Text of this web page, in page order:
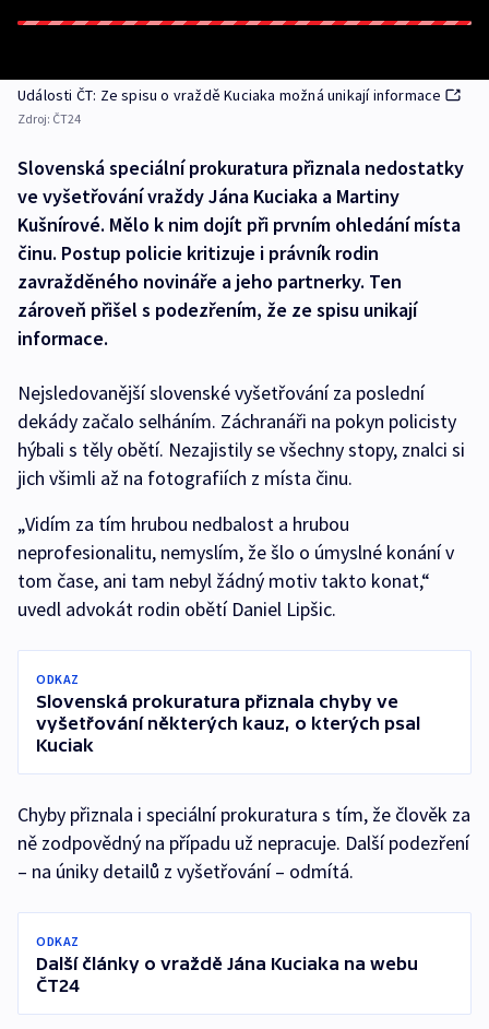
Události ČT: Ze spisu o vraždě Kuciaka možná unikají informace
Zdroj: ČT24
Slovenská speciální prokuratura přiznala nedostatky
ve vyšetřování vraždy Jána Kuciaka a Martiny
Kušnírové. Mělo k nim dojít při prvním ohledání místa
činu. Postup policie kritizuje i právník rodin
zavražděného novináře a jeho partnerky. Ten
zároveň přišel s podezřením, že ze spisu unikají
informace.
Nejsledovanější slovenské vyšetřování za poslední
dekády začalo selháním. Záchranáři na pokyn policisty
hýbali s těly obětí. Nezajistily se všechny stopy, znalci si
jich všimli až na fotografiích z místa činu.
„Vidím za tím hrubou nedbalost a hrubou
neprofesionalitu, nemyslím, že šlo o úmyslné konání v
tom čase, ani tam nebyl žádný motiv takto konat,“
uvedl advokát rodin obětí Daniel Lipšic.
ODKAZ
Slovenská prokuratura přiznala chyby ve
vyšetřování některých kauz, o kterých psal
Kuciak
Chyby přiznala i speciální prokuratura s tím, že člověk za
ně zodpovědný na případu už nepracuje. Další podezření
– na úniky detailů z vyšetřování – odmítá.
ODKAZ
Další články o vraždě Jána Kuciaka na webu
ČT24